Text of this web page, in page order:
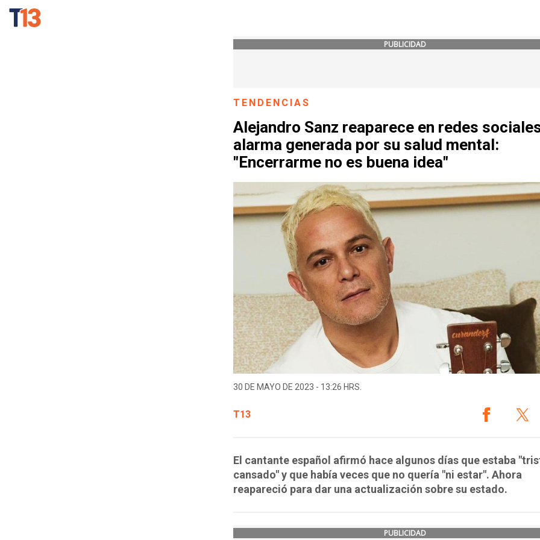
PUBLICIDAD
TENDENCIAS
Alejandro Sanz reaparece en redes
alarma generada por su salud mental:
"Encerrarme no es buena idea"
30 DE MAYO DE 2023 - 13:26 HRS.
T13
El cantante español afirmó hace algunos días que estaba
cansado" y que había veces que no quería "ni estar". Ahora
reapareció para dar una actualización sobre su estado.
PUBLICIDAD